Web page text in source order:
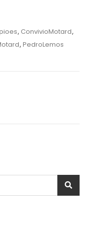
, ConvivioMotard,
, PedroLemos